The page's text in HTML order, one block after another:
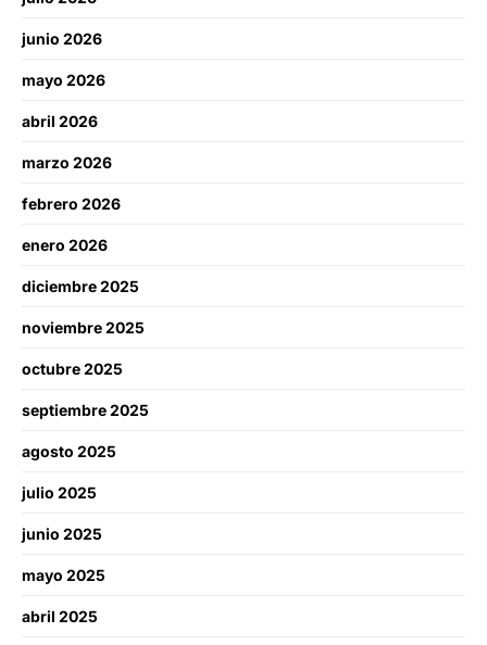
junio 2026
mayo 2026
abril 2026
marzo 2026
febrero 2026
enero 2026
diciembre 2025
noviembre 2025
octubre 2025
septiembre 2025
agosto 2025
julio 2025
junio 2025
mayo 2025
abril 2025